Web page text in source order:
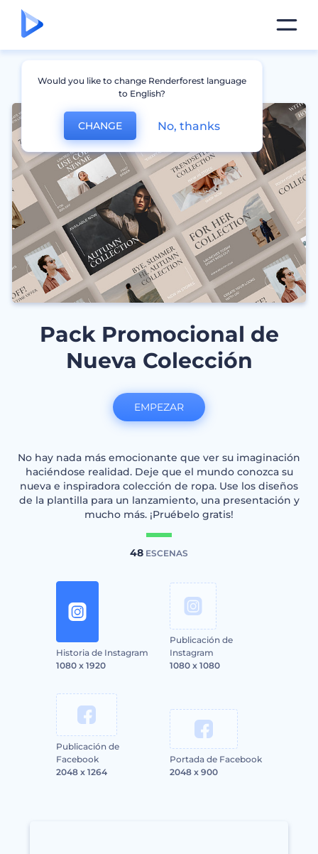
Pack Promocional de
Nueva Colección
No hay nada más emocionante que ver su imaginación
haciéndose realidad. Deje que el mundo conozca su
nueva e inspiradora colección de ropa. Use los diseños
de la plantilla para un lanzamiento, una presentación y
mucho más. ¡Pruébelo gratis!
48 ESCENAS
Historia de Instagram
1080 x 1920
Publicación de
Instagram
1080 x 1080
Publicación de
Facebook
2048 x 1264
Portada de Facebook
2048 x 900
EMPEZAR
Would you like to change Renderforest language
to English?
CHANGE No, thanks